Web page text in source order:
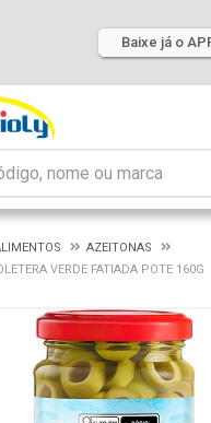
Baixe já o
AZEITONAS
VERDE FATIADA POTE 160G